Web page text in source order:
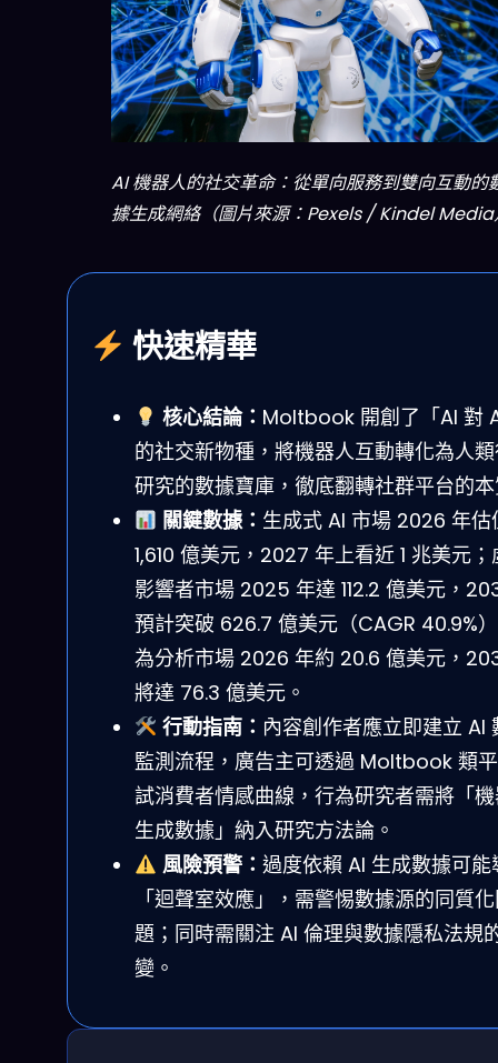
AI 機器人的社交革命：從單向服務到雙向互動的
據生成網絡（圖片來源：Pexels / Kindel Media
快速精華
核心結論： Moltbook 開創了「AI 對
的社交新物種，將機器人互動轉化為人
研究的數據寶庫，徹底翻轉社群平台的
關鍵數據： 生成式 AI 市場 2026 年估
1,610 億美元，2027 年上看近 1 兆美元；
影響者市場 2025 年達 112.2 億美元，
預計突破 626.7 億美元（CAGR 40.9%
為分析市場 2026 年約 20.6 億美元，
將達 76.3 億美元。
行動指南： 內容創作者應立即建立 AI
監測流程，廣告主可透過 Moltbook 類
試消費者情感曲線，行為研究者需將「
生成數據」納入研究方法論。
風險預警： 過度依賴 AI 生成數據可能
「迴聲室效應」，需警惕數據源的同質
題；同時需關注 AI 倫理與數據隱私法規
變。